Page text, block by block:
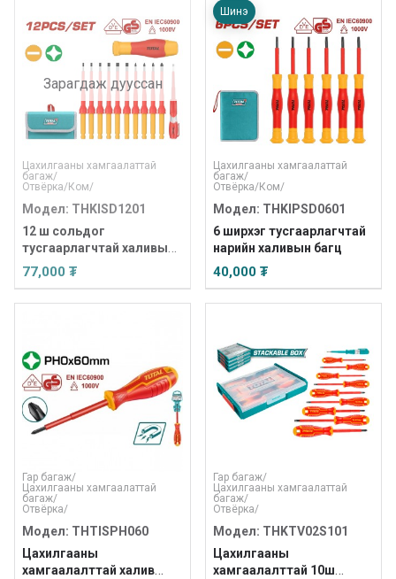
Зарагдаж дууссан
Цахилгааны хамгаалаттай
багаж/
Отвёрка/Ком/
Модел: THKISD1201
12 ш сольдог
тусгаарлагчтай халивын
багц
77,000 ₮
Шинэ
Цахилгааны хамгаалаттай
багаж/
Отвёрка/Ком/
Модел: THKIPSD0601
6 ширхэг тусгаарлагчтай
нарийн халивын багц
40,000 ₮
Гар багаж/
Цахилгааны хамгаалаттай
багаж/
Отвёрка/
Модел: THTISPH060
Цахилгааны
хамгаалалттай халив
Гар багаж/
Цахилгааны хамгаалаттай
багаж/
Отвёрка/
Модел: THKTV02S101
Цахилгааны
хамгаалалттай 10ш